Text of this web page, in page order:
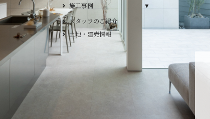
施工事例
デザイン
平屋
EDGE -エッジ-
スタッフのご紹介
土地・建売情報